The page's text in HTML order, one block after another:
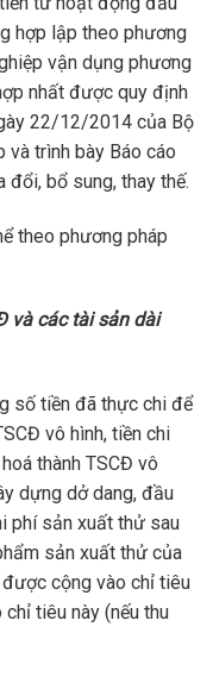
hợp lập theo phương
vận dụng phương
nhất được quy định
22/12/2014 của Bộ
và trình bày Báo cáo
đổi, bổ sung, thay thế.
theo phương pháp
và các tài sản dài
số tiền đã thực chi để
vô hình, tiền chi
thành TSCĐ vô
dựng dở dang, đầu
phí sản xuất thử sau
sản xuất thử của
cộng vào chỉ tiêu
tiêu này (nếu thu